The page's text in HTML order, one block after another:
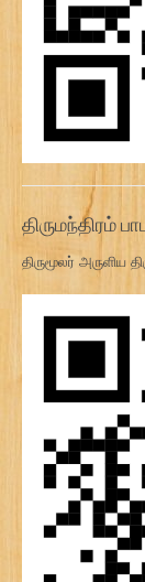
திருமந்திரம்
திருமூலர் அருளிய